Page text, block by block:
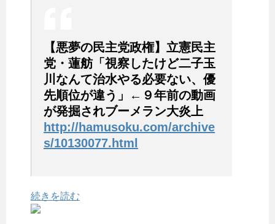
【悪夢の民主党政権】立憲民主
党・蓮舫「視察したけど二子玉
川なんて治水やる必要ない、優
先順位が違う」←９年前の動画
が発掘されブーメラン大炎上
http://hamusoku.com/archive
s/10130077.html
続きを読む